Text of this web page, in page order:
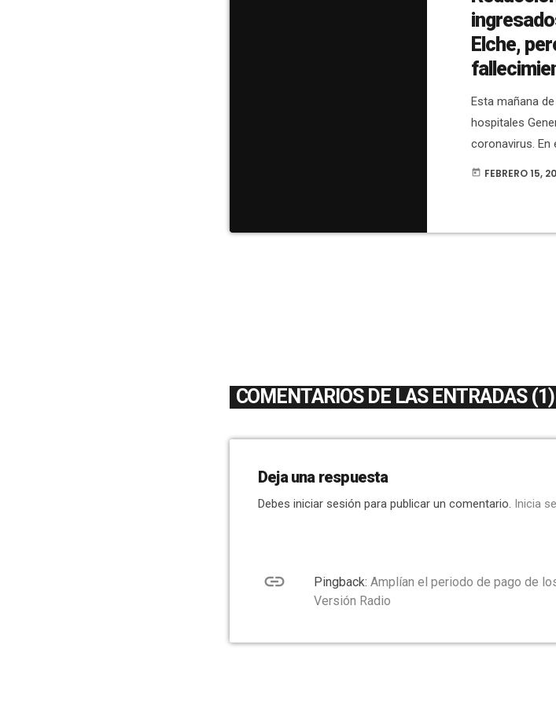
Elche,
Esta mañana
hospitales
coronavirus. En
fallecimientos
today FEBRERO 15,
COMENTARIOS DE LAS ENTRADAS (1)
Deja una respuesta
Debes iniciar sesión para publicar un comentario. Inicia
link Pingback: Amplían el periodo de pago de
Versión Radio